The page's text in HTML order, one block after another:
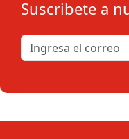
Suscribete a